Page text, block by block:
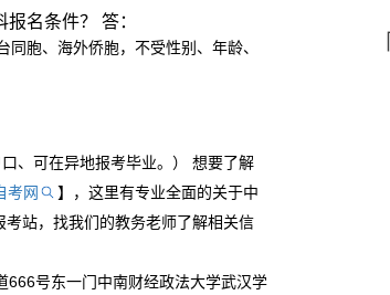
名条件？ 答：
胞、海外侨胞，不受性别、年龄、
、可在异地报考毕业。） 想要了解
考网
】，这里有专业全面的关于中
站，找我们的教务老师了解相关信
666号东一门中南财经政法大学武汉学